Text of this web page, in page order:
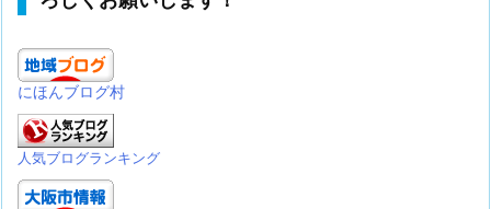
にほんブログ村
人気ブログランキング